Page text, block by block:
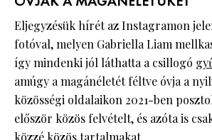
Eljegyzésük hírét az Instagramon
fotóval, melyen Gabriella Liam
így mindenki jól láthatta a csillogó
amúgy a magánéletét féltve óvja a
közösségi oldalaikon 2021-ben
először közös felvételt, és azóta is
közzé közös tartalmakat.